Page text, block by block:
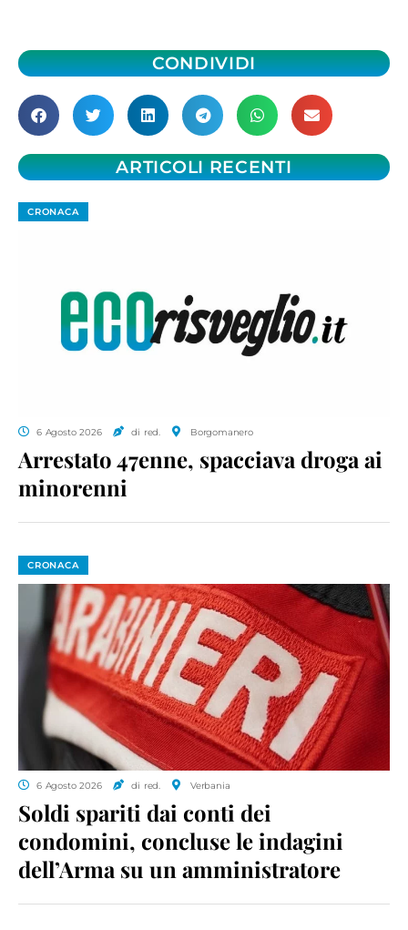
CONDIVIDI
ARTICOLI RECENTI
CRONACA
6 Agosto 2026 di red. Borgomanero
Arrestato 47enne, spacciava droga ai
minorenni
CRONACA
6 Agosto 2026 di red. Verbania
Soldi spariti dai conti dei
condomini, concluse le indagini
dell’Arma su un amministratore